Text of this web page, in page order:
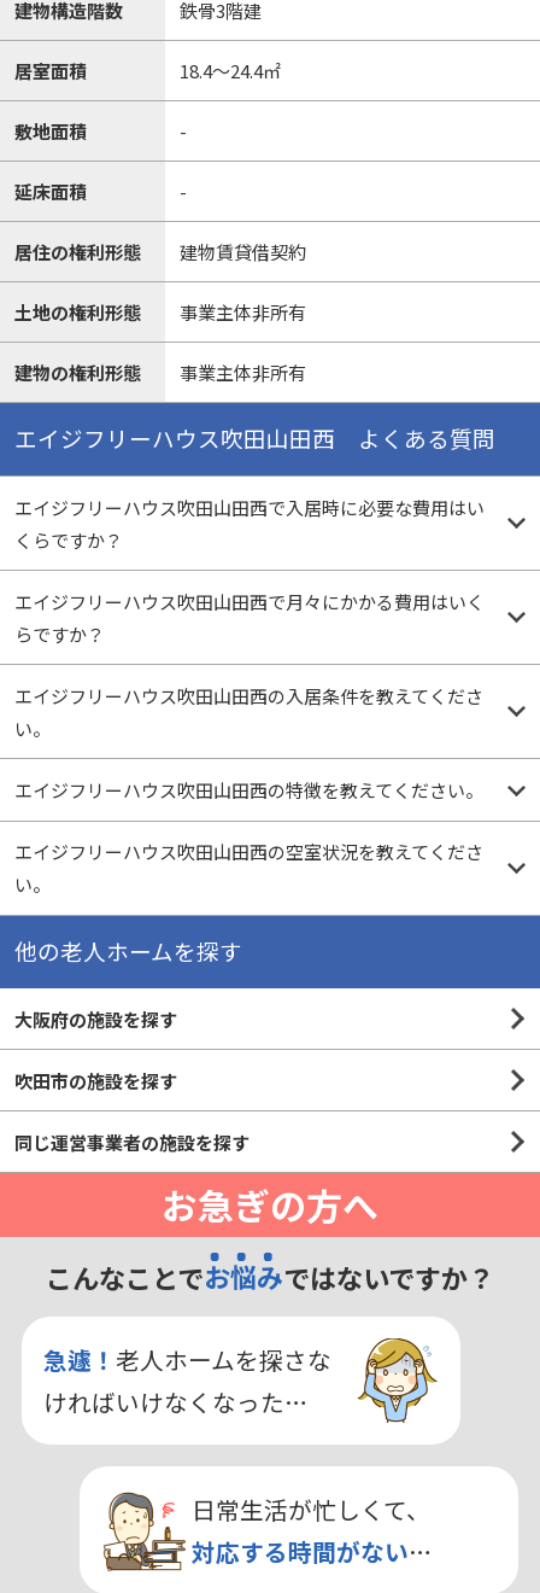
建物構造階数 鉄骨3階建
居室面積 18.4～24.4㎡
敷地面積 -
延床面積 -
居住の権利形態 建物賃貸借契約
土地の権利形態 事業主体非所有
建物の権利形態 事業主体非所有
エイジフリーハウス吹田山田西 よくある質問
エイジフリーハウス吹田山田西で入居時に必要な費用はい
くらですか？
エイジフリーハウス吹田山田西で月々にかかる費用はいく
らですか？
エイジフリーハウス吹田山田西の入居条件を教えてくださ
い。
エイジフリーハウス吹田山田西の特徴を教えてください。
エイジフリーハウス吹田山田西の空室状況を教えてくださ
い。
他の老人ホームを探す
大阪府の施設を探す
吹田市の施設を探す
同じ運営事業者の施設を探す
お急ぎの方へ
こんなことでお悩みではないですか？
急遽！ 老人ホームを探さな
ければいけなくなった…
日常生活が忙しくて、
対応する時間がない…